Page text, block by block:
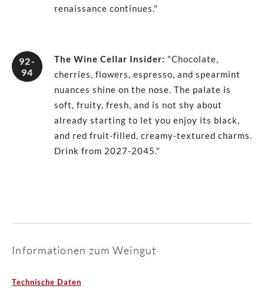
renaissance continues."
92-
94
The Wine Cellar Insider: "Chocolate,
cherries, flowers, espresso, and spearmint
nuances shine on the nose. The palate is
soft, fruity, fresh, and is not shy about
already starting to let you enjoy its black,
and red fruit-filled, creamy-textured charms.
Drink from 2027-2045."
Informationen zum Weingut
Technische Daten